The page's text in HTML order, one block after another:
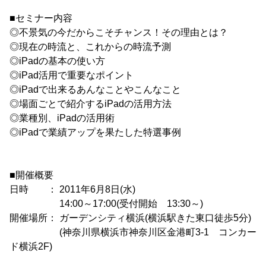
■セミナー内容
◎不景気の今だからこそチャンス！その理由とは？
◎現在の時流と、これからの時流予測
◎iPadの基本の使い方
◎iPad活用で重要なポイント
◎iPadで出来るあんなことやこんなこと
◎場面ごとで紹介するiPadの活用方法
◎業種別、iPadの活用術
◎iPadで業績アップを果たした特選事例
■開催概要
日時 ： 2011年6月8日(水)
14:00～17:00(受付開始 13:30～)
開催場所： ガーデンシティ横浜(横浜駅きた東口徒歩5分)
(神奈川県横浜市神奈川区金港町3-1 コンカー
ド横浜2F)